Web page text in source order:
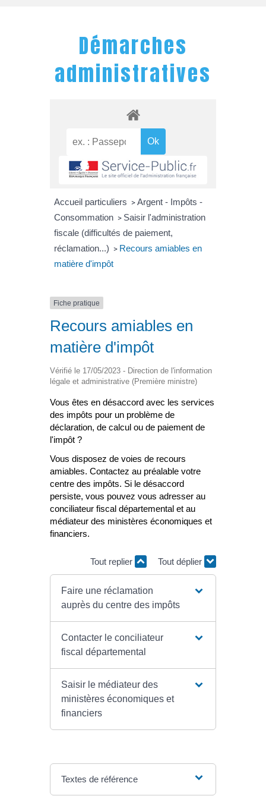
Démarches
administratives
Accueil particuliers > Argent - Impôts -
Consommation > Saisir l'administration
fiscale (difficultés de paiement,
réclamation...) > Recours amiables en
matière d'impôt
Fiche pratique
Recours amiables en
matière d'impôt
Vérifié le 17/05/2023 - Direction de l'information
légale et administrative (Première ministre)
Vous êtes en désaccord avec les services
des impôts pour un problème de
déclaration, de calcul ou de paiement de
l'impôt ?
Vous disposez de voies de recours
amiables. Contactez au préalable votre
centre des impôts. Si le désaccord
persiste, vous pouvez vous adresser au
conciliateur fiscal départemental et au
médiateur des ministères économiques et
financiers.
Tout replier Tout déplier
Faire une réclamation
auprès du centre des impôts
Contacter le conciliateur
fiscal départemental
Saisir le médiateur des
ministères économiques et
financiers
Textes de référence